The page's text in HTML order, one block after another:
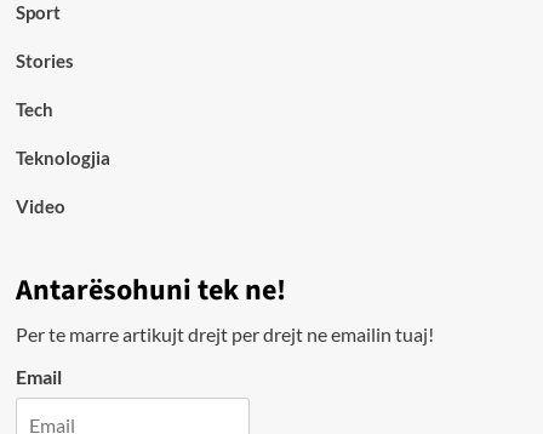
Sport
Stories
Tech
Teknologjia
Video
Antarësohuni tek ne!
Per te marre artikujt drejt per drejt ne emailin tuaj!
Email